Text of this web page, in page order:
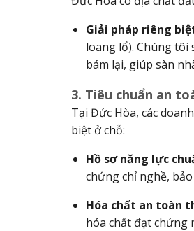
Giải pháp riêng
loang lổ). Chúng
bám lại, giúp sàn
3. Tiêu chuẩn an
Tại Đức Hòa, các
biệt ở chỗ:
Hồ sơ năng lực
chứng chỉ nghề,
Hóa chất an toàn
hóa chất đạt chứng